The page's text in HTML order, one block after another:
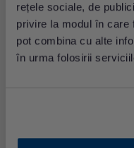
rețele sociale, de
privire la modul în care
pot combina cu alte
în urma folosirii
Test